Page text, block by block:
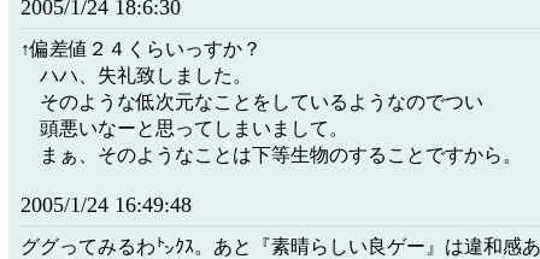
2005/1/24 18:6:30
↑偏差値２４くらいっすか？
ハハ、失礼致しました。
そのような低次元なことをしているようなのでつい
頭悪いなーと思ってしまいまして。
まぁ、そのようなことは下等生物のすることですから。
2005/1/24 16:49:48
ググってみるわ㌧ｸｽ。あと『素晴らしい良ゲー』は違和感